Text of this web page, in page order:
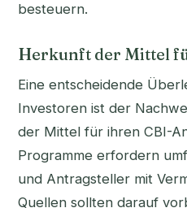
besteuern.
Herkunft der Mittel
Eine entscheidende
Investoren ist der
der Mittel für ihren CBI-
Programme erfordern
und Antragsteller mit
Quellen sollten darauf